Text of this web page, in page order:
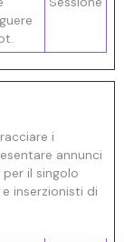
i
annunci
il singolo
inserzionisti di